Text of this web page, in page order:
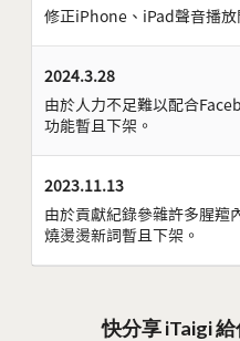
修正iPhone、iPad聲音播放
2024.3.28
由於人力不足難以配合
功能暫且下架。
2023.11.13
由於貢獻紀錄參雜許多腥羶
燒燙燙新詞暫且下架。
快分享 iTaigi